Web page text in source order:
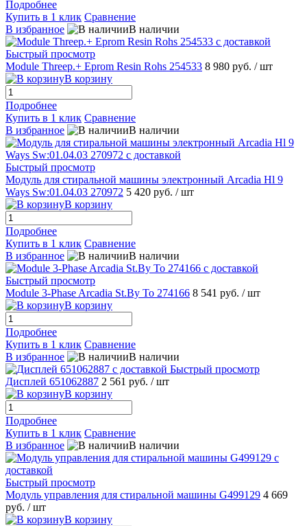
Подробнее
Купить в 1 клик Сравнение
В избранное
В наличии
Быстрый просмотр
Module Threep.+ Eprom Resin Rohs 254533 8 980 руб. / шт
В корзину
Подробнее
Купить в 1 клик Сравнение
В избранное
В наличии
Быстрый просмотр
Модуль для стиральной машины электронный Arcadia Hl 9
Ways Sw:01.04.03 270972 5 420 руб. / шт
В корзину
Подробнее
Купить в 1 клик Сравнение
В избранное
В наличии
Быстрый просмотр
Module 3-Phase Arcadia St.By To 274166 8 541 руб. / шт
В корзину
Подробнее
Купить в 1 клик Сравнение
В избранное
В наличии
Быстрый просмотр
Дисплей 651062887 2 561 руб. / шт
В корзину
Подробнее
Купить в 1 клик Сравнение
В избранное
В наличии
Быстрый просмотр
Модуль управления для стиральной машины G499129 4 669
руб. / шт
В корзину